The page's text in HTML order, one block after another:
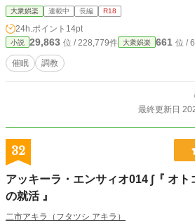
みようかな？ 小説家になろうでも連載してます
大衆娯楽 連載中 長編 R18
24h.ポイント 14pt
小説 29,863 位 / 228,779件 大衆娯楽 661 位 /
催眠 調教
最終更新日
32
アッキーラ・エンサィオ014 ∫『 オト
の就活 』
二市アキラ（フタツシ アキラ）